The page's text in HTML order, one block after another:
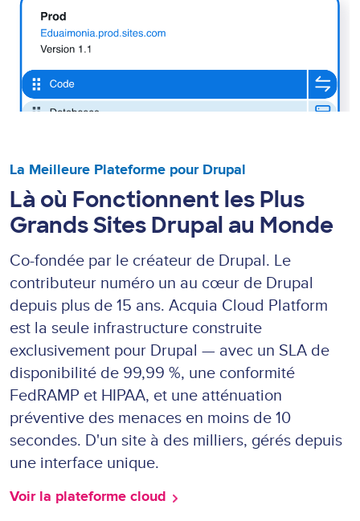
La Meilleure Plateforme pour Drupal
Là où Fonctionnent les Plus
Grands Sites Drupal au Monde
Co-fondée par le créateur de Drupal. Le
contributeur numéro un au cœur de Drupal
depuis plus de 15 ans. Acquia Cloud Platform
est la seule infrastructure construite
exclusivement pour Drupal — avec un SLA de
disponibilité de 99,99 %, une conformité
FedRAMP et HIPAA, et une atténuation
préventive des menaces en moins de 10
secondes. D'un site à des milliers, gérés depuis
une interface unique.
Voir la plateforme cloud